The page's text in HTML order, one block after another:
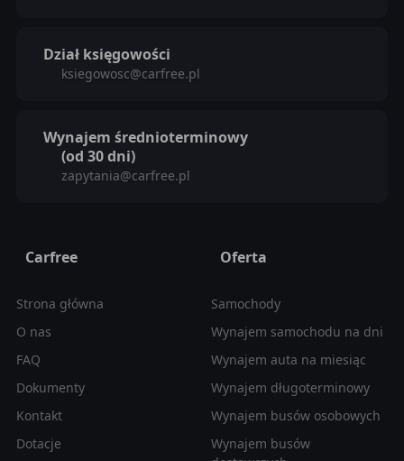
Dział księgowości
ksiegowosc@carfree.pl
Wynajem średnioterminowy
(od 30 dni)
zapytania@carfree.pl
Carfree
Strona główna
O nas
FAQ
Dokumenty
Kontakt
Dotacje
Oferta
Samochody
Wynajem samochodu na dni
Wynajem auta na miesiąc
Wynajem długoterminowy
Wynajem busów osobowych
Wynajem busów